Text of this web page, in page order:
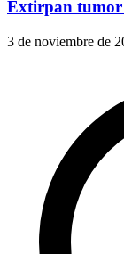
Extirpan tumor
3 de noviembre de